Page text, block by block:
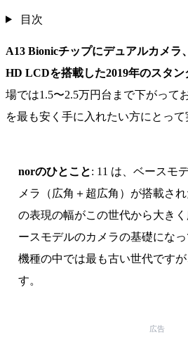
目次
A13 Bionicチップにデュアルカメラ
HD LCDを搭載した2019年のスタン
場では1.5〜2.5万円台まで下がって
を最も安く手に入れたい方にとって
norのひとこと: 11 は、ベースモ
メラ（広角＋超広角）が搭載さ
の表現の幅がこの世代から大き
ースモデルのカメラの基礎にな
機種の中では最も古い世代です
す。
広告